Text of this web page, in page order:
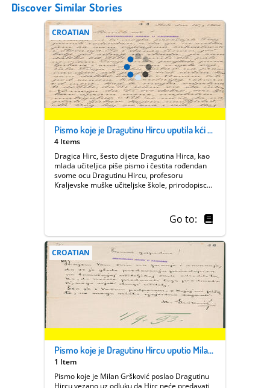
Discover Similar Stories
CROATIAN
Pismo koje je Dragutinu Hircu uputila kći Dragica
4 Items
Dragica Hirc, šesto dijete Dragutina Hirca, kao
mlada učiteljica piše pismo i čestita rođendan
svome ocu Dragutinu Hircu, profesoru
Kraljevske muške učiteljske škole, prirodopiscu,
zemljopisa, botanike, zoologije, planinarstva,
mineralogije, geologije i gospodarstva.Go to:
CROATIAN
Pismo koje je Dragutinu Hircu uputio Milan Gršković
1 Item
Pismo koje je Milan Gršković poslao Dragutinu
Hircu vezano uz odluku da Hirc neće predavati